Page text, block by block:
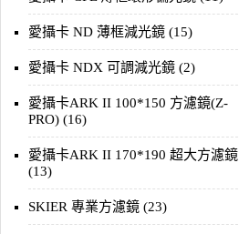
愛攝卡 ND 薄框減光鏡 (15)
愛攝卡 NDX 可調減光鏡 (2)
愛攝卡ARK II 100*150 方濾鏡(Z-
PRO) (16)
愛攝卡ARK II 170*190 超大方濾鏡
(13)
SKIER 專業方濾鏡 (23)